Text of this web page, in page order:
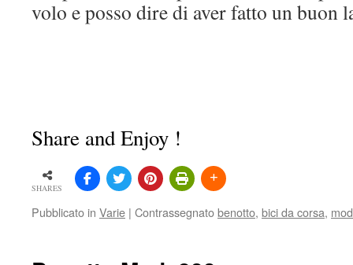
volo e posso dire di aver fatto un buon
Share and Enjoy !
SHARES
Pubblicato in Varie | Contrassegnatobenotto, bici da corsa,